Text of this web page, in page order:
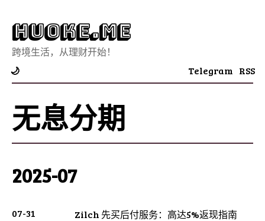
Huoke.Me
跨境生活，从理财开始！
🌙 Telegram RSS
无息分期
2025-07
07-31 Zilch 先买后付服务：高达5%返现指南